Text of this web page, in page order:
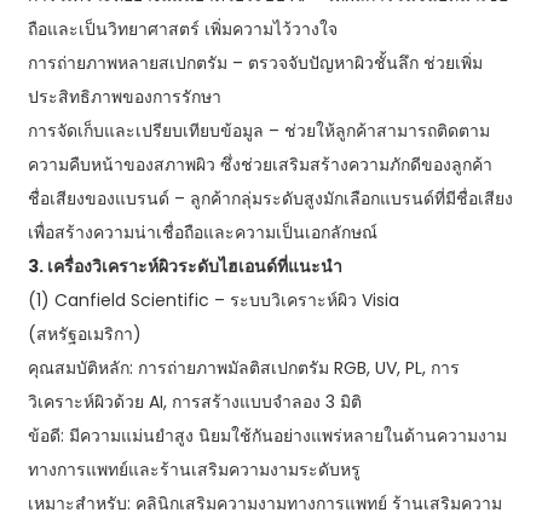
ถือและเป็นวิทยาศาสตร์ เพิ่มความไว้วางใจ
การถ่ายภาพหลายสเปกตรัม – ตรวจจับปัญหาผิวชั้นลึก ช่วยเพิ่ม
ประสิทธิภาพของการรักษา
การจัดเก็บและเปรียบเทียบข้อมูล – ช่วยให้ลูกค้าสามารถติดตาม
ความคืบหน้าของสภาพผิว ซึ่งช่วยเสริมสร้างความภักดีของลูกค้า
ชื่อเสียงของแบรนด์ – ลูกค้ากลุ่มระดับสูงมักเลือกแบรนด์ที่มีชื่อเสียง
เพื่อสร้างความน่าเชื่อถือและความเป็นเอกลักษณ์
3. เครื่องวิเคราะห์ผิวระดับไฮเอนด์ที่แนะนำ
(1) Canfield Scientific – ระบบวิเคราะห์ผิว Visia
(สหรัฐอเมริกา)
คุณสมบัติหลัก: การถ่ายภาพมัลติสเปกตรัม RGB, UV, PL, การ
วิเคราะห์ผิวด้วย AI, การสร้างแบบจำลอง 3 มิติ
ข้อดี: มีความแม่นยำสูง นิยมใช้กันอย่างแพร่หลายในด้านความงาม
ทางการแพทย์และร้านเสริมความงามระดับหรู
เหมาะสำหรับ: คลินิกเสริมความงามทางการแพทย์ ร้านเสริมความ